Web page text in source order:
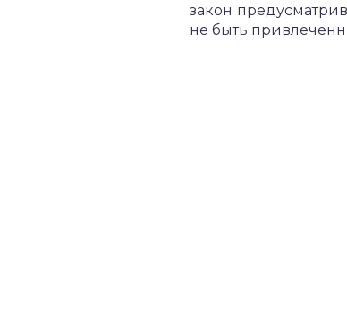
закон
не быть